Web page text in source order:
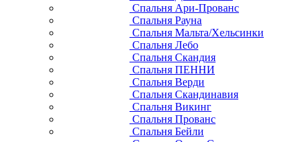
Спальня Ари-Прованс
Спальня Рауна
Спальня Мальта/Хельсинки
Спальня Лебо
Спальня Скандия
Спальня ПЕННИ
Спальня Верди
Спальня Скандинавия
Спальня Викинг
Спальня Прованс
Спальня Бейли